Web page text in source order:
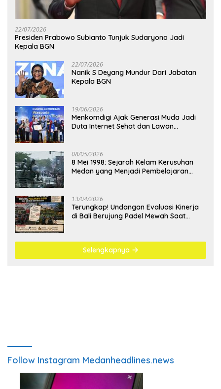
22/07/2026
Presiden Prabowo Subianto Tunjuk Sudaryono Jadi
Kepala BGN
22/07/2026
Nanik S Deyang Mundur Dari Jabatan
Kepala BGN
19/06/2026
Menkomdigi Ajak Generasi Muda Jadi
Duta Internet Sehat dan Lawan
08/05/2026
8 Mei 1998: Sejarah Kelam Kerusuhan
Medan yang Menjadi Pembelajaran
13/04/2026
Terungkap! Undangan Evaluasi Kinerja
di Bali Berujung Padel Mewah Saat
Selengkapnya
Follow Instagram Medanheadlines.news